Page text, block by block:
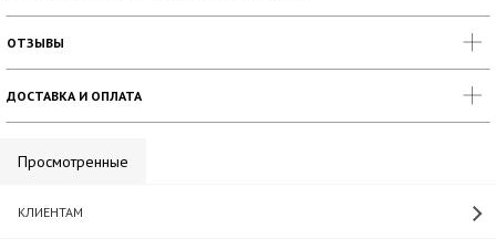
ОТЗЫВЫ
ДОСТАВКА И ОПЛАТА
Просмотренные
КЛИЕНТАМ